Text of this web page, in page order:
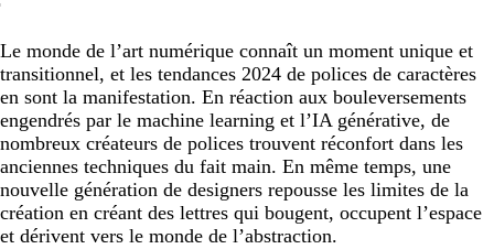
Le monde de l’art numérique connaît un moment unique et
transitionnel, et les tendances 2024 de polices de caractères
en sont la manifestation. En réaction aux bouleversements
engendrés par le machine learning et l’IA générative, de
nombreux créateurs de polices trouvent réconfort dans les
anciennes techniques du fait main. En même temps, une
nouvelle génération de designers repousse les limites de la
création en créant des lettres qui bougent, occupent l’espace
et dérivent vers le monde de l’abstraction.
Polices ultragothiques
Lettres changeantes
Lettres bâtons délicates
Abstraction des lettres
Forme incurvée rétro
Alignement abstrait en 3D